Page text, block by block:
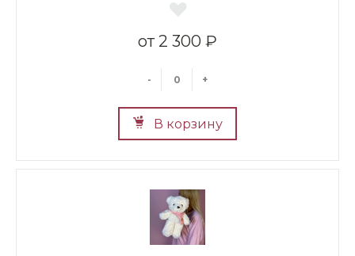
2 300 ₽
- +
В корзину